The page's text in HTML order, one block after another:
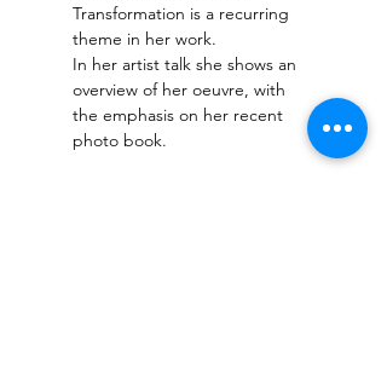
Transformation is a recurring
theme in her work.
In her artist talk she shows an
overview of her oeuvre, with
the emphasis on her recent
photo book.